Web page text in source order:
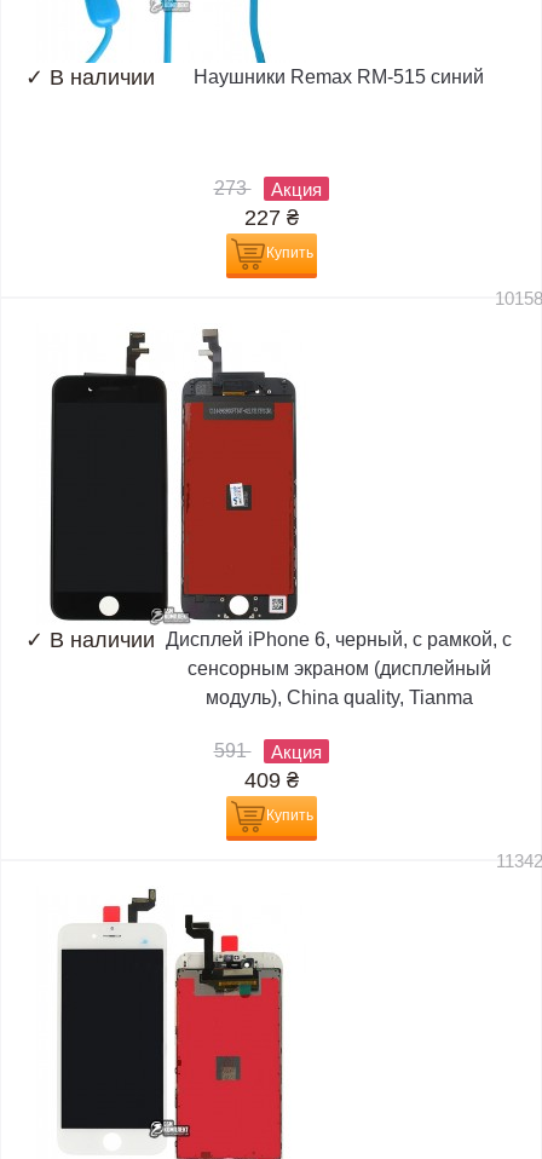
✓ В наличии Наушники Remax RM-515 синий
273 Акция
227 ₴
Купить
✓ В наличии Дисплей iPhone 6, черный, с рамкой, с
сенсорным экраном (дисплейный
модуль), China quality, Tianma
591 Акция
409 ₴
Купить